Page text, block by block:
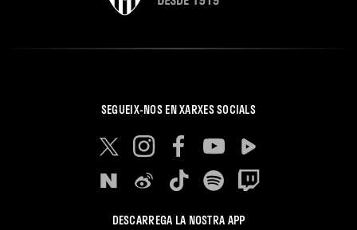
SEGUEIX-NOS EN XARXES SOCIALS
DESCARREGA LA NOSTRA APP